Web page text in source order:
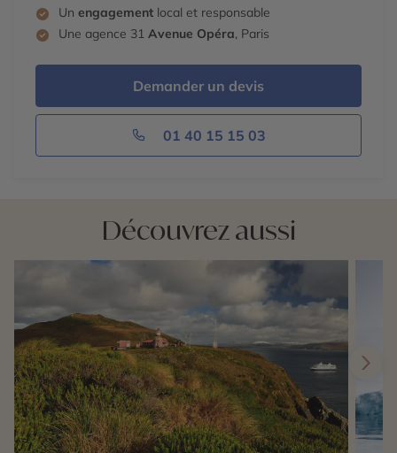
Un engagement local et responsable
Une agence 31 Avenue Opéra, Paris
Demander un devis
01 40 15 15 03
Découvrez aussi